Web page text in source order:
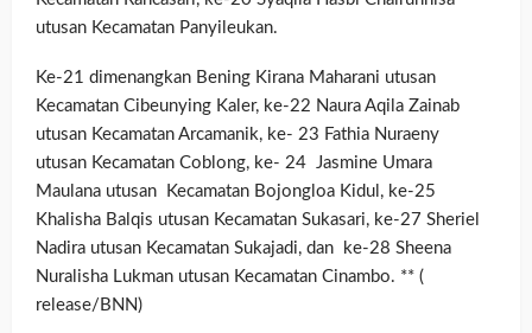
utusan Kecamatan Panyileukan.
Ke-21 dimenangkan Bening Kirana Maharani utusan
Kecamatan Cibeunying Kaler, ke-22 Naura Aqila Zainab
utusan Kecamatan Arcamanik, ke- 23 Fathia Nuraeny
utusan Kecamatan Coblong, ke- 24 Jasmine Umara
Maulana utusan Kecamatan Bojongloa Kidul, ke-25
Khalisha Balqis utusan Kecamatan Sukasari, ke-27 Sheriel
Nadira utusan Kecamatan Sukajadi, dan ke-28 Sheena
Nuralisha Lukman utusan Kecamatan Cinambo. ** (
release/BNN)